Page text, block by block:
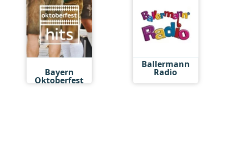
Bayern
Oktoberfest
Ballermann
Radio